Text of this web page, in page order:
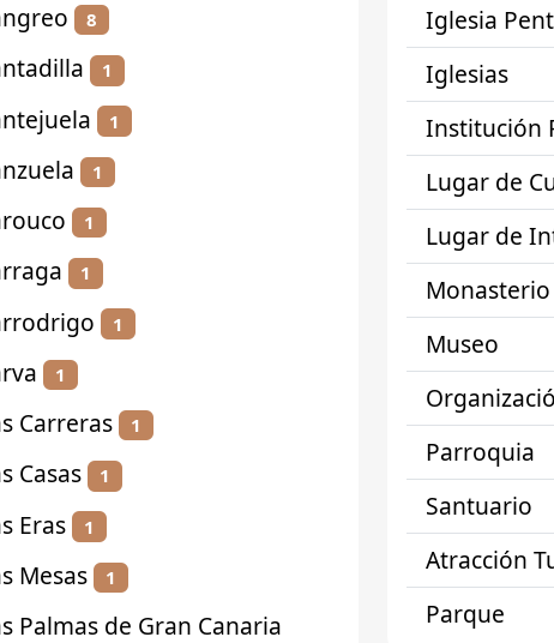
8
1
1
1
1
1
1
1
Carreras 1
Casas 1
Eras 1
Mesas 1
Palmas de Gran Canaria
Iglesia
Iglesias
Institución
Lugar de
Lugar de
Monasterio
Museo
Parroquia
Santuario
Atracción
Parque